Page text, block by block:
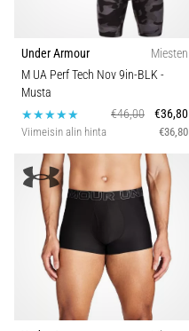
Under Armour
Miesten
M UA Perf Tech Nov 9in-BLK-
Musta
€46,00
€36,80
Viimeisin alin hinta €36,80